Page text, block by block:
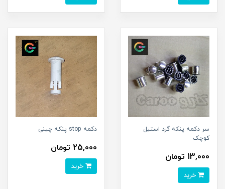
سر دکمه پنکه گرد استیل
کوچک
13,000 تومان
دکمه stop پنکه چینی
25,000 تومان